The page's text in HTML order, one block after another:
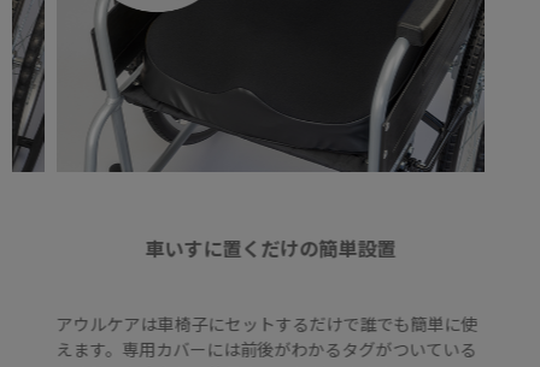
車いすに置くだけの簡単設置
アウルケアは車椅子にセットするだけで誰でも簡単に使
えます。専用カバーには前後がわかるタグがついている